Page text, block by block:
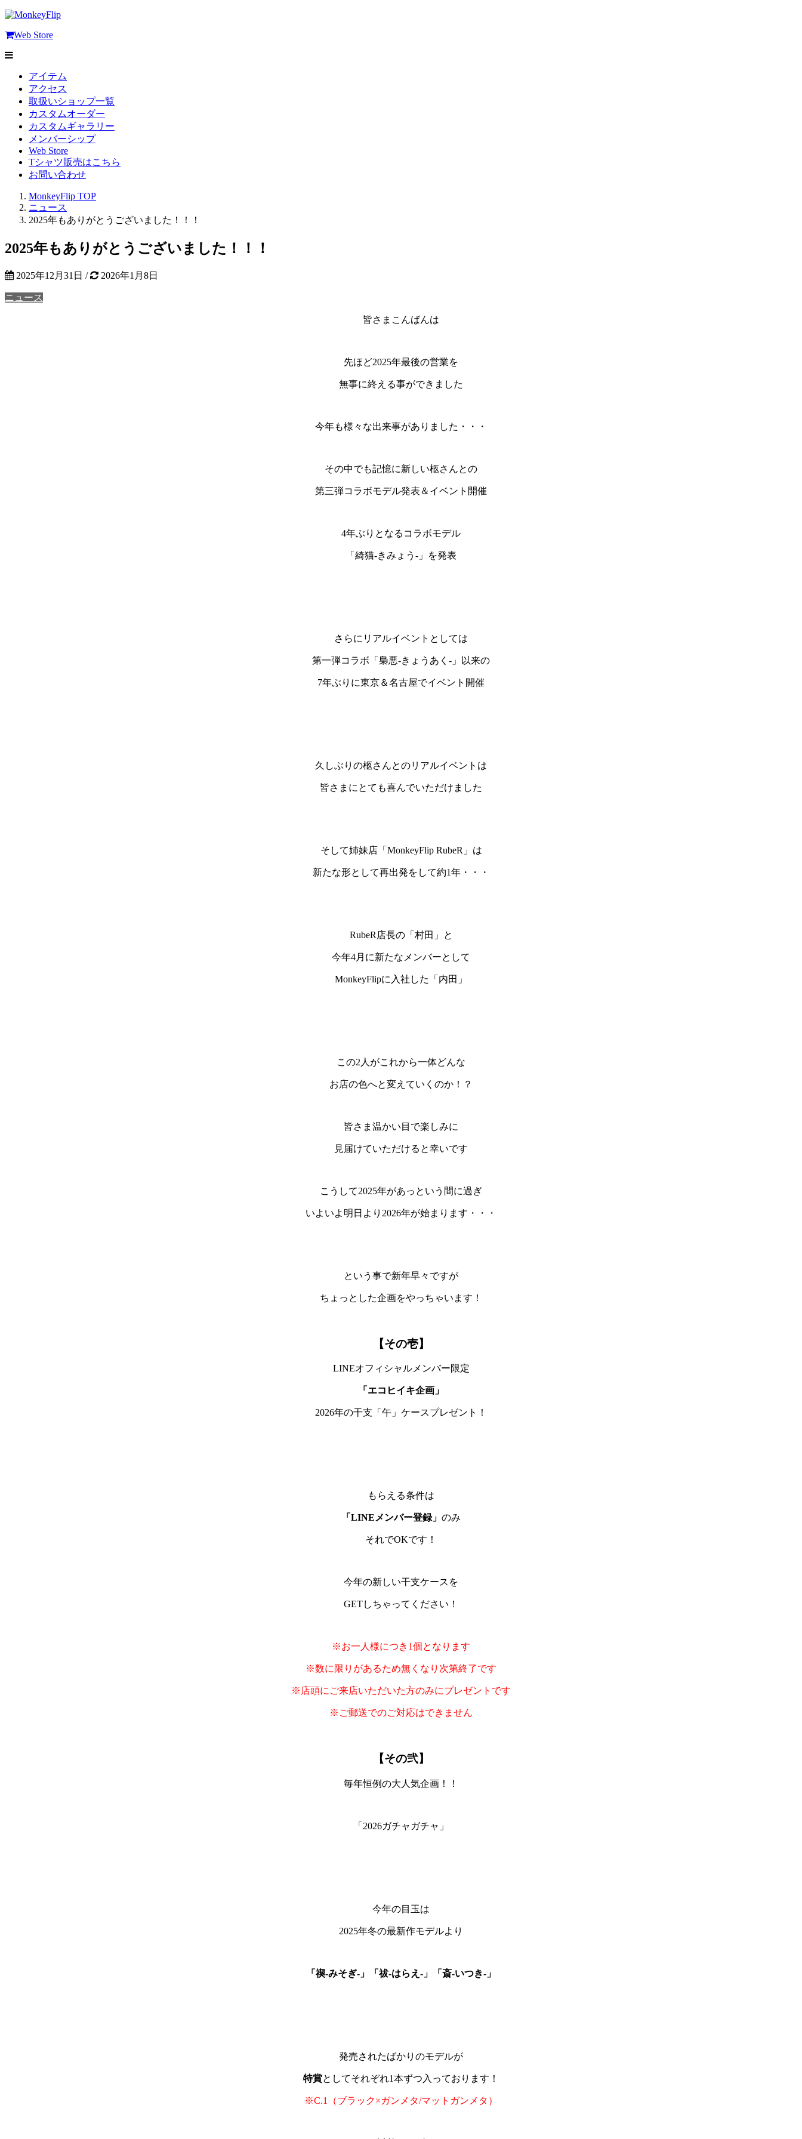
Web Store
アイテム
アクセス
取扱いショップ一覧
カスタムオーダー
カスタムギャラリー
メンバーシップ
Web Store
Tシャツ販売はこちら
お問い合わせ
MonkeyFlip TOP
ニュース
2025年もありがとうございました！！！
2025年もありがとうございました！！！
2025年12月31日 / 2026年1月8日
ニュース
皆さまこんばんは
先ほど2025年最後の営業を
無事に終える事ができました
今年も様々な出来事がありました・・・
その中でも記憶に新しい柩さんとの
第三弾コラボモデル発表＆イベント開催
4年ぶりとなるコラボモデル
「綺猫-きみょう-」を発表
さらにリアルイベントとしては
第一弾コラボ「梟悪-きょうあく-」以来の
7年ぶりに東京＆名古屋でイベント開催
久しぶりの柩さんとのリアルイベントは
皆さまにとても喜んでいただけました
そして姉妹店「MonkeyFlip RubeR」は
新たな形として再出発をして約1年・・・
RubeR店長の「村田」と
今年4月に新たなメンバーとして
MonkeyFlipに入社した「内田」
この2人がこれから一体どんな
お店の色へと変えていくのか！？
皆さま温かい目で楽しみに
見届けていただけると幸いです
こうして2025年があっという間に過ぎ
いよいよ明日より2026年が始まります・・・
という事で新年早々ですが
ちょっとした企画をやっちゃいます！
【その壱】
LINEオフィシャルメンバー限定
「エコヒイキ企画」
2026年の干支「午」ケースプレゼント！
もらえる条件は
「LINEメンバー登録」 のみ
それでOKです！
今年の新しい干支ケースを
GETしちゃってください！
※お一人様につき1個となります
※数に限りがあるため無くなり次第終了です
※店頭にご来店いただいた方のみにプレゼントです
※ご郵送でのご対応はできません
【その弐】
毎年恒例の大人気企画！！
「2026ガチャガチャ」
今年の目玉は
2025年冬の最新作モデルより
「禊-みそぎ-」 「祓-はらえ-」 「斎-いつき-」
発売されたばかりのモデルが
特賞としてそれぞれ1本ずつ入っております！
※C.1（ブラック×ガンメタ/マットガンメタ）